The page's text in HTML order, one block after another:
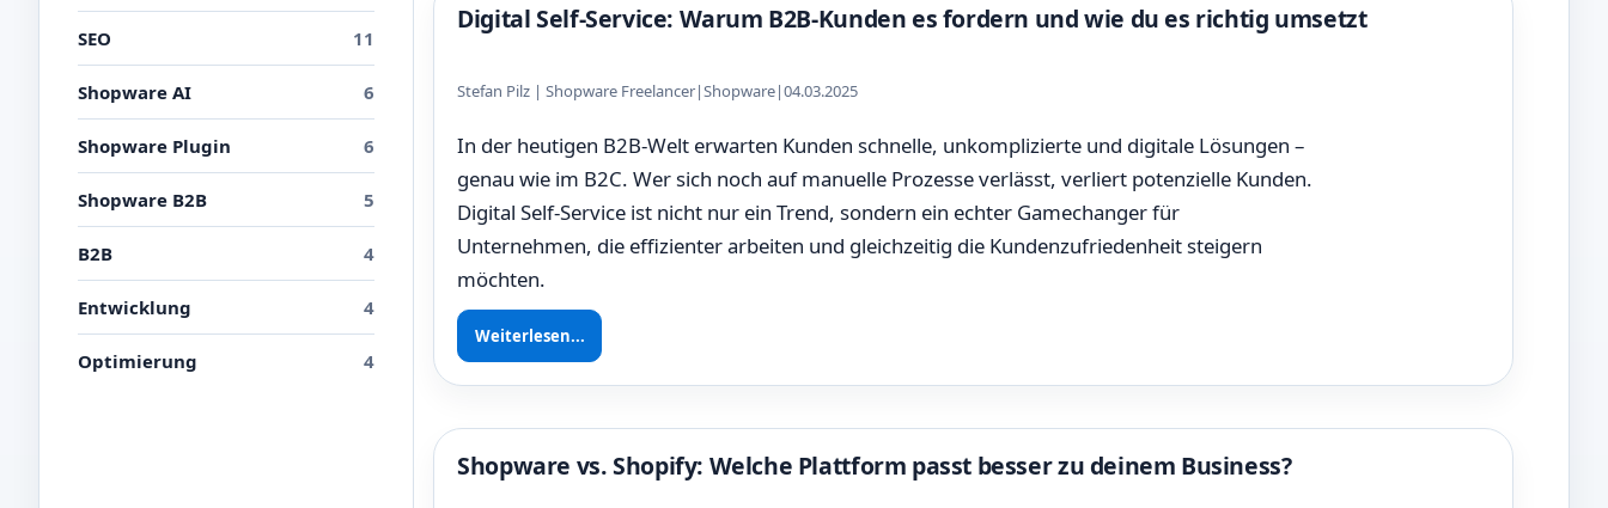
SEO 11
Shopware AI 6
Shopware Plugin 6
Shopware B2B 5
B2B 4
Entwicklung 4
Optimierung 4
Digital Self-Service: Warum B2B-Kunden es fordern und wie du es richtig umsetzt
Stefan Pilz | Shopware Freelancer|Shopware|04.03.2025
In der heutigen B2B-Welt erwarten Kunden schnelle, unkomplizierte und digitale Lösungen –
genau wie im B2C. Wer sich noch auf manuelle Prozesse verlässt, verliert potenzielle Kunden.
Digital Self-Service ist nicht nur ein Trend, sondern ein echter Gamechanger für
Unternehmen, die effizienter arbeiten und gleichzeitig die Kundenzufriedenheit steigern
möchten.
Weiterlesen...
Shopware vs. Shopify: Welche Plattform passt besser zu deinem Business?